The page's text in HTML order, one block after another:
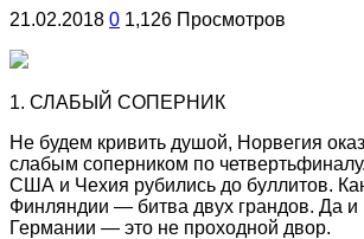
21.02.2018 0 1,126 Просмотров
1. СЛАБЫЙ СОПЕРНИК
Не будем кривить душой, Норвегия
слабым соперником по
США и Чехия рубились до буллитов.
Финляндии — битва двух грандов. Да
Германии — это не проходной двор.